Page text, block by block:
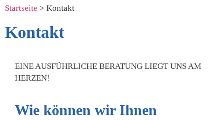
Startseite > Kontakt
Kontakt
EINE AUSFÜHRLICHE BERATUNG LIEGT UNS AM
HERZEN!
Wie können wir Ihnen